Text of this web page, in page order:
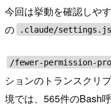
今回は挙動を確認しや
の
.claude/
/fewer-permission-
ションのトランスクリ
境では、565件のBash